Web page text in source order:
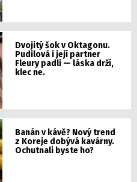
Dvojitý šok v Oktagonu.
Pudilová i její partner
Fleury padli — láska drží,
klec ne.
Banán v kávě? Nový trend
z Koreje dobývá kavárny.
Ochutnali byste ho?